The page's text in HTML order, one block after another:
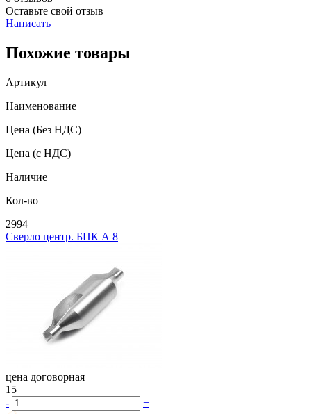
Оставьте свой отзыв
Написать
Похожие товары
Артикул
Наименование
Цена (Без НДС)
Цена (с НДС)
Наличие
Кол-во
2994
Сверло центр. БПК А 8
цена договорная
15
-
+